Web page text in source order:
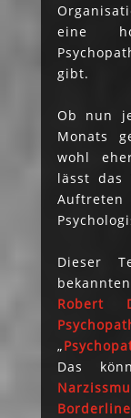
eine
gibt.
Ob nun
Monats
wohl
lässt das
Dieser
Robert
„
Das
Borderline